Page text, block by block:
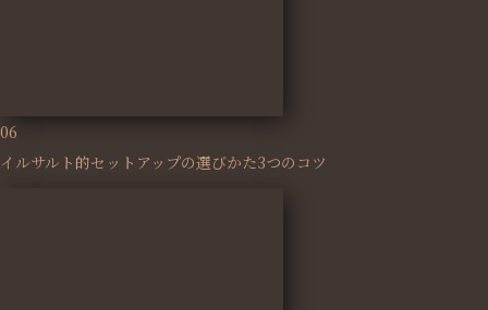
06
イルサルト的セットアップの選びかた3つのコツ